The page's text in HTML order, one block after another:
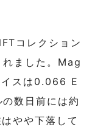
コレクション
ました。Mag
スは0.066 E
数日前には約
やや下落して